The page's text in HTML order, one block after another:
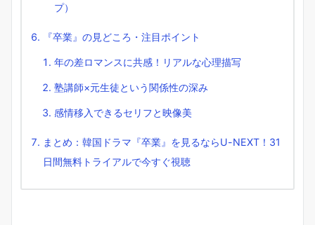
プ）
『卒業』の見どころ・注目ポイント
年の差ロマンスに共感！リアルな心理描写
塾講師×元生徒という関係性の深み
感情移入できるセリフと映像美
まとめ：韓国ドラマ『卒業』を見るならU-NEXT！31
日間無料トライアルで今すぐ視聴